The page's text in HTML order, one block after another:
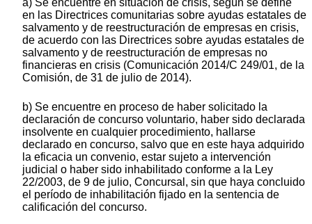
en las Directrices comunitarias sobre ayudas estatales de
salvamento y de reestructuración de empresas en crisis,
de acuerdo con las Directrices sobre ayudas estatales de
salvamento y de reestructuración de empresas no
financieras en crisis (Comunicación 2014/C 249/01, de la
Comisión, de 31 de julio de 2014).
b) Se encuentre en proceso de haber solicitado la
declaración de concurso voluntario, haber sido declarada
insolvente en cualquier procedimiento, hallarse
declarado en concurso, salvo que en este haya adquirido
la eficacia un convenio, estar sujeto a intervención
judicial o haber sido inhabilitado conforme a la Ley
22/2003, de 9 de julio, Concursal, sin que haya concluido
el período de inhabilitación fijado en la sentencia de
calificación del concurso.